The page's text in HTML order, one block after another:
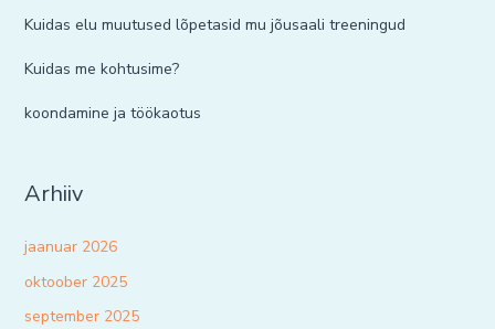
Kuidas elu muutused lõpetasid mu jõusaali treeningud
Kuidas me kohtusime?
koondamine ja töökaotus
Arhiiv
jaanuar 2026
oktoober 2025
september 2025